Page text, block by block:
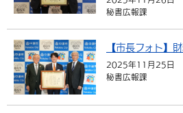
秘書広報課
【市長フォト】
2025年11月25日
秘書広報課